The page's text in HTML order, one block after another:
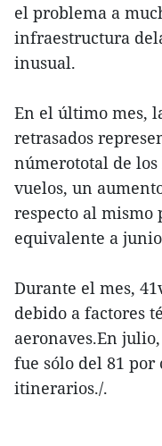
el problema a
infraestructura
inusual.
En el último mes,
retrasados
númerototal de
vuelos, un
respecto al mismo
equivalente a
Durante el mes,
debido a factores
aeronaves.En
fue sólo del 81 por
itinerarios./.